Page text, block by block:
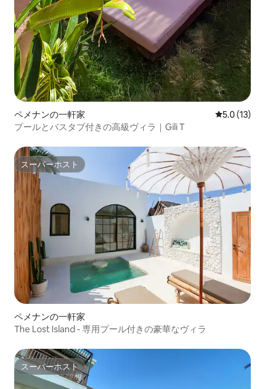
ペメナンの一軒家 レビュー13
5.0 (13)
プールとバスタブ付きの高級ヴィラ｜Gili T
スーパーホスト
スーパーホスト
ペメナンの一軒家
The Lost Island - 専用プール付きの豪華なヴィラ
スーパーホスト
スーパーホスト